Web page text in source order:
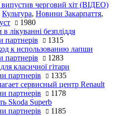
черговий хіт (ВІДЕО)
Культура, Новини Закарпаття,
1980
в лікуванні безпліддя
партнерів
1315
к использованию лапши
партнерів
1283
класичної гітари
партнерів
1335
сервисный центр Renault
партнерів
1178
Skoda Superb
партнерів 1185